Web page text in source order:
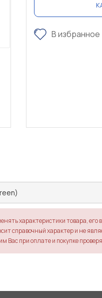
В избранное
характеристики товара,
справочный характер и не
Вас при оплате и покупке